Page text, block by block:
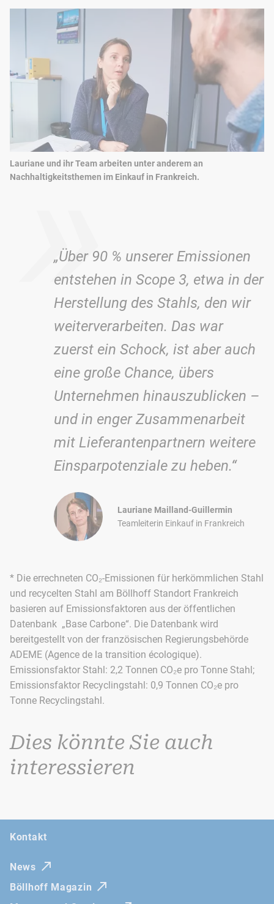
Lauriane und ihr Team arbeiten unter anderem an
Nachhaltigkeitsthemen im Einkauf in Frankreich.
„Über 90 % unserer Emissionen
entstehen in Scope 3, etwa in der
Herstellung des Stahls, den wir
weiterverarbeiten. Das war
zuerst ein Schock, ist aber auch
eine große Chance, übers
Unternehmen hinauszublicken –
und in enger Zusammenarbeit
mit Lieferantenpartnern weitere
Einsparpotenziale zu heben.“
Lauriane Mailland-Guillermin
Teamleiterin Einkauf in Frankreich
»
* Die errechneten CO₂-Emissionen für herkömmlichen Stahl
und recycelten Stahl am Böllhoff Standort Frankreich
basieren auf Emissionsfaktoren aus der öffentlichen
Datenbank „Base Carbone“. Die Datenbank wird
bereitgestellt von der französischen Regierungsbehörde
ADEME (Agence de la transition écologique).
Emissionsfaktor Stahl: 2,2 Tonnen CO₂e pro Tonne Stahl;
Emissionsfaktor Recyclingstahl: 0,9 Tonnen CO₂e pro
Tonne Recyclingstahl.
Dies könnte Sie auch
interessieren
Kontakt
News
Böllhoff Magazin